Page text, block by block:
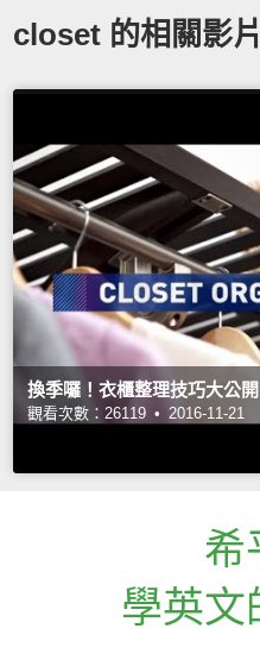
closet 的相關影片
換季囉！衣櫃整理技巧大公開
觀看次數：26119 • 2016-11-21
希
學英文